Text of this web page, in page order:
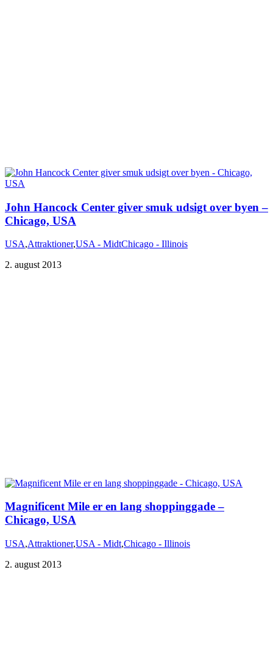
John Hancock Center giver smuk udsigt over byen –
Chicago, USA
USA,Attraktioner,USA - MidtChicago - Illinois
2. august 2013
Magnificent Mile er en lang shoppinggade –
Chicago, USA
USA,Attraktioner,USA - Midt,Chicago - Illinois
2. august 2013